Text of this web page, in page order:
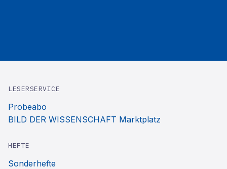
LESERSERVICE
Probeabo
BILD DER WISSENSCHAFT Marktplatz
HEFTE
Sonderhefte